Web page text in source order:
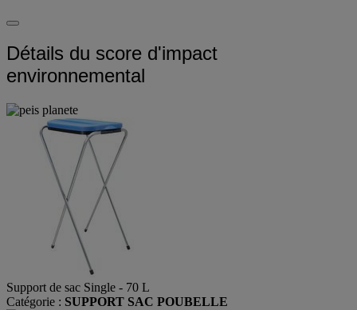
Détails du score d'impact
environnemental
Support de sac Single - 70 L
Catégorie : SUPPORT SAC POUBELLE